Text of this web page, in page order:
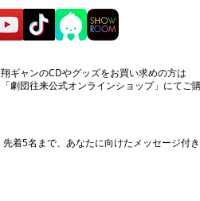
​翔ギャンのCDやグッズをお買い求めの方は
「劇団往来公式オンラインショップ」にてご
先着5名まで、あなたに向けたメッセージ付